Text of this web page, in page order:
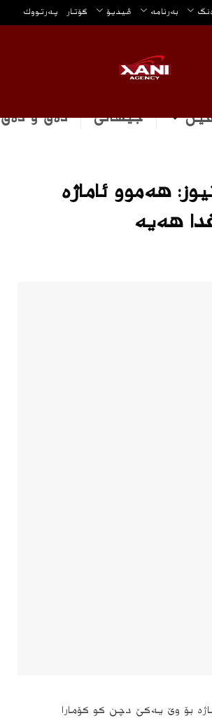
بەرنامە ڤیدیۆ گۆتار په‌رتووك
جیهانی دەق و دەق
هەموو ئاماژە
هەیه‌
بۆ وێ یه‌كێ دچن كو كۆمارا